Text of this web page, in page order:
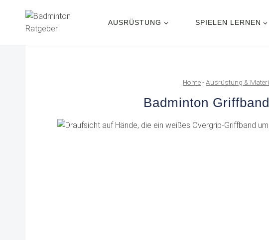
springen
AUSRÜSTUNG SPIELEN LERNEN
Home-Ausrüstung &
Badminton